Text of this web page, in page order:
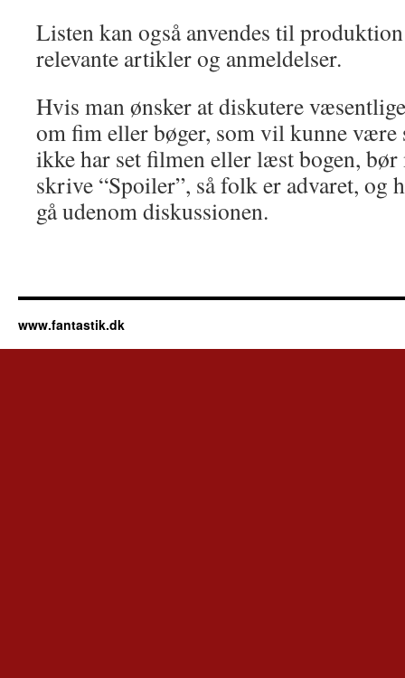
Listen kan også anvendes til
relevante artikler og anmeldelser.
Hvis man ønsker at diskutere
om fim eller bøger, som vil kunne
ikke har set filmen eller læst bogen,
skrive “Spoiler”, så folk er advaret, og
gå udenom diskussionen.
www.fantastik.dk